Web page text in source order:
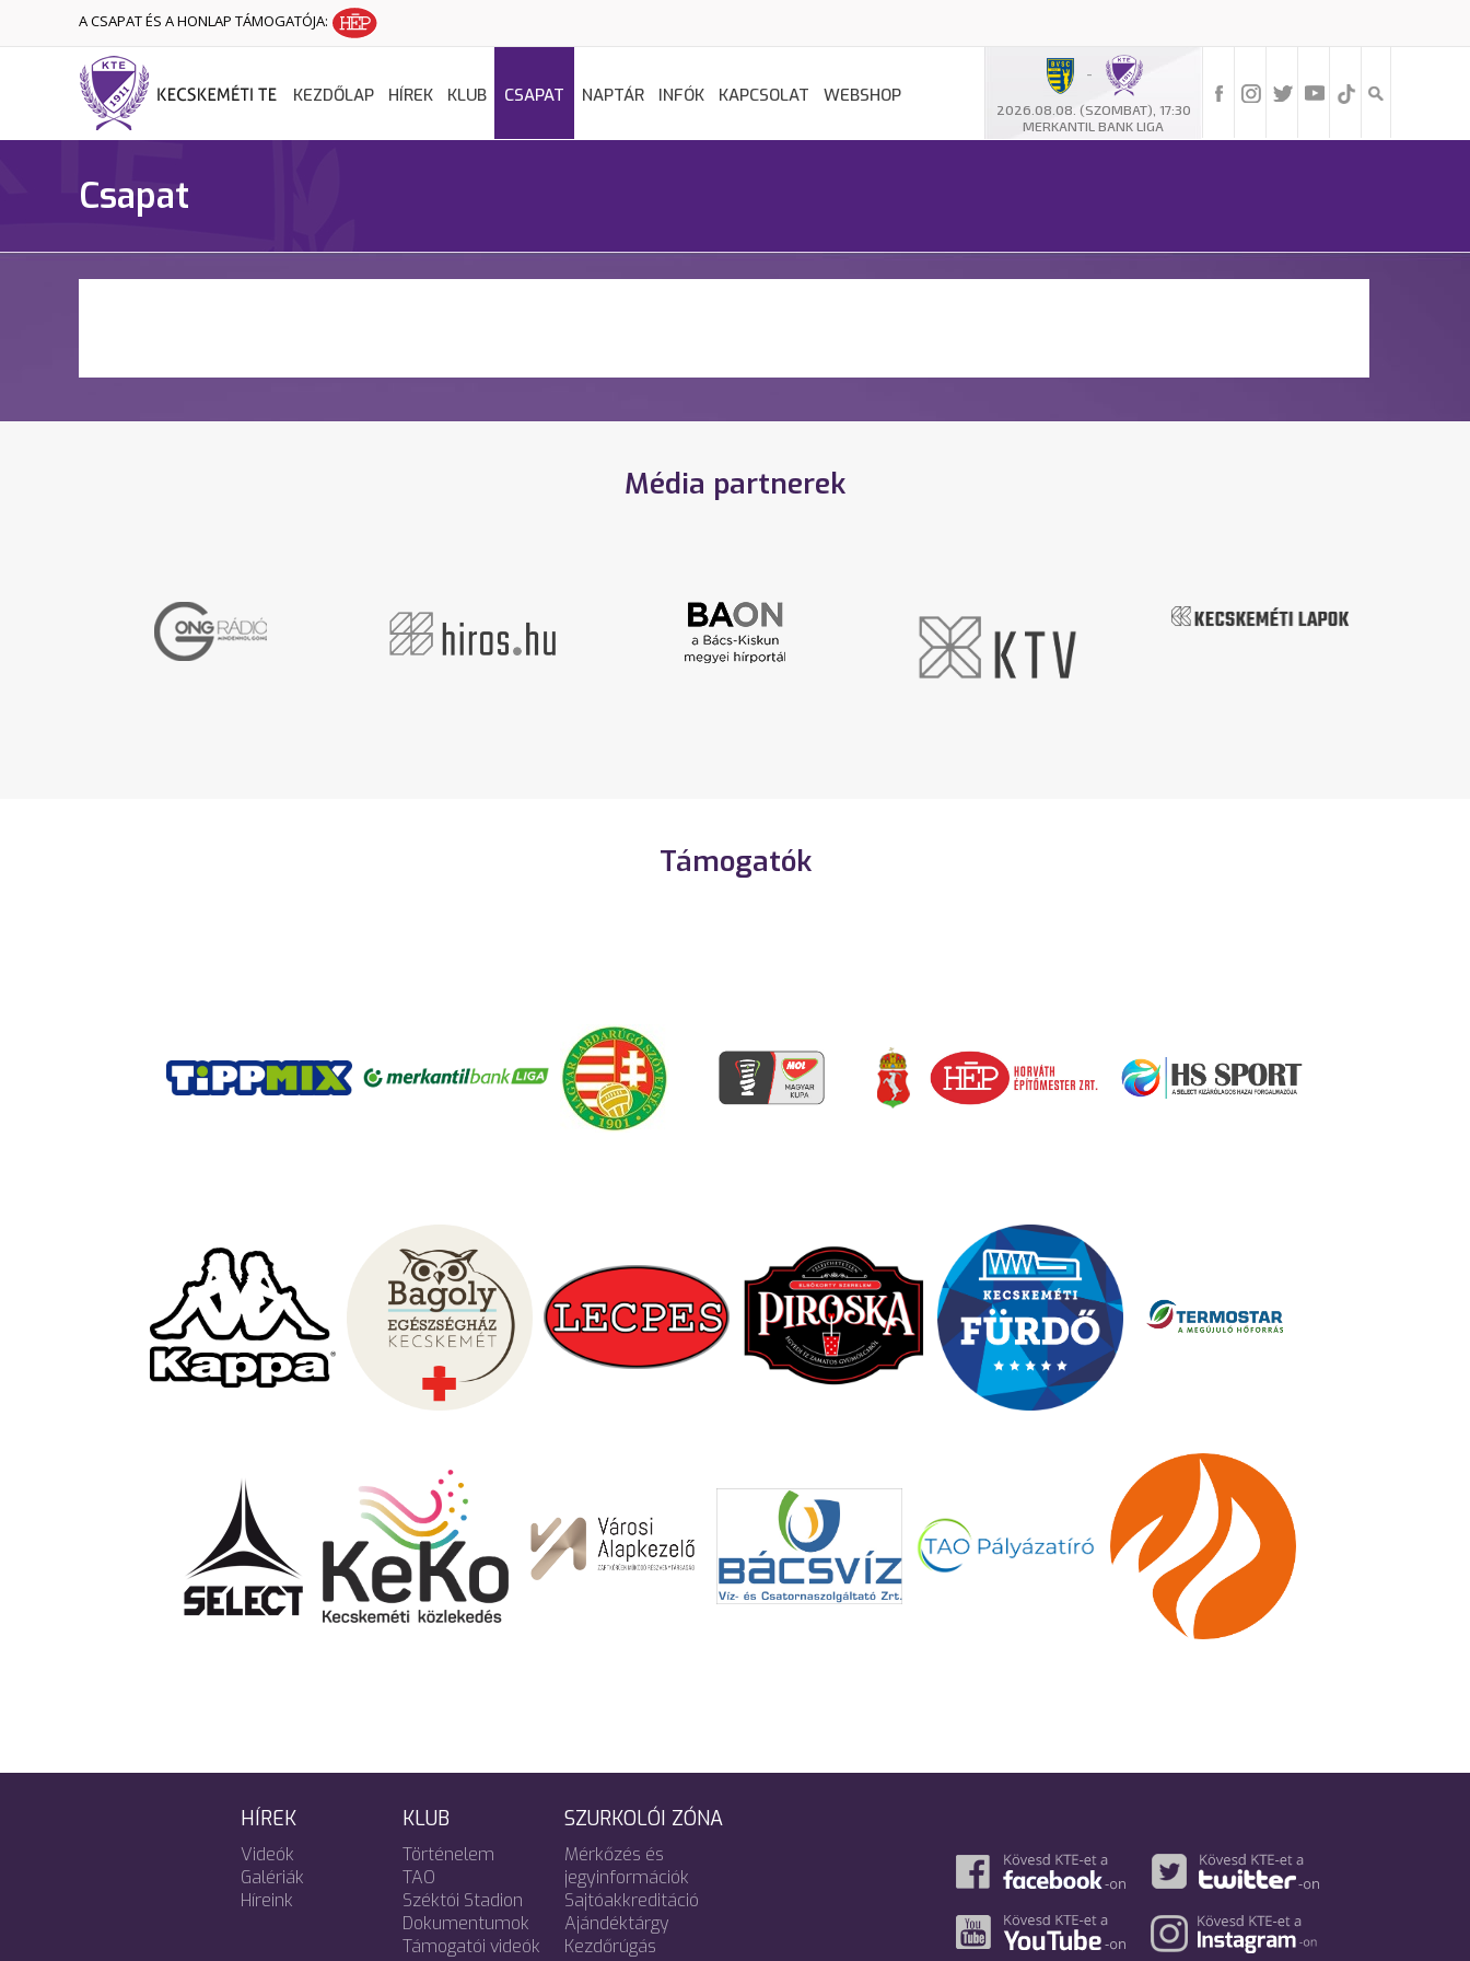
A CSAPAT ÉS A HONLAP TÁMOGATÓJA:
-
2026.08.08. (SZOMBAT), 17:30
MERKANTIL BANK LIGA
KEZDŐLAP HÍREK KLUB CSAPAT NAPTÁR INFÓK KAPCSOLAT WEBSHOP
Csapat
Média partnerek
Támogatók
HÍREK
Videók
Galériák
Híreink
KLUB
Történelem
TAO
Széktói Stadion
Dokumentumok
Támogatói videók
SZURKOLÓI ZÓNA
Mérkőzés és
jegyinformációk
Sajtóakkreditáció
Ajándéktárgy
Kezdőrúgás